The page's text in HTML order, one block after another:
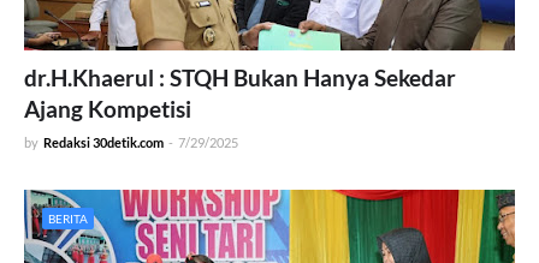
dr.H.Khaerul : STQH Bukan Hanya Sekedar
Ajang Kompetisi
by Redaksi 30detik.com - 7/29/2025
BERITA